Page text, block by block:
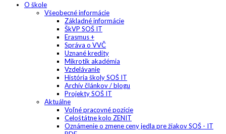
O škole
Všeobecné informácie
Základné informácie
ŠkVP SOŠ IT
Erasmus +
Správa o VVČ
Uznané kredity
Mikrotik akadémia
Vzdelávanie
História školy SOŠ IT
Archív článkov / blogu
Projekty SOŠ IT
Aktuálne
Voľné pracovné pozície
Celoštátne kolo ZENIT
Oznámenie o zmene ceny jedla pre žiakov SOŠ - IT